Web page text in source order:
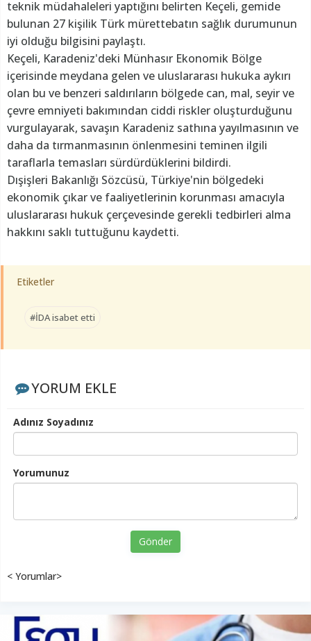
teknik müdahaleleri yaptığını belirten Keçeli, gemide
bulunan 27 kişilik Türk mürettebatın sağlık durumunun
iyi olduğu bilgisini paylaştı.
Keçeli, Karadeniz'deki Münhasır Ekonomik Bölge
içerisinde meydana gelen ve uluslararası hukuka aykırı
olan bu ve benzeri saldırıların bölgede can, mal, seyir ve
çevre emniyeti bakımından ciddi riskler oluşturduğunu
vurgulayarak, savaşın Karadeniz sathına yayılmasının ve
daha da tırmanmasının önlenmesini teminen ilgili
taraflarla temasları sürdürdüklerini bildirdi.
Dışişleri Bakanlığı Sözcüsü, Türkiye'nin bölgedeki
ekonomik çıkar ve faaliyetlerinin korunması amacıyla
uluslararası hukuk çerçevesinde gerekli tedbirleri alma
hakkını saklı tuttuğunu kaydetti.
Etiketler
#İDA isabet etti
YORUM EKLE
Adınız Soyadınız
Yorumunuz
Gönder
< Yorumlar>